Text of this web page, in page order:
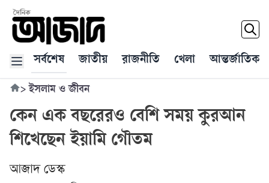
সর্বশেষ জাতীয় রাজনীতি খেলা আন্তর্জাতিক
>ইসলাম ও জীবন
কেন এক বছরেরও বেশি সময় কুরআন
শিখেছেন ইয়ামি গৌতম
আজাদ ডেস্ক